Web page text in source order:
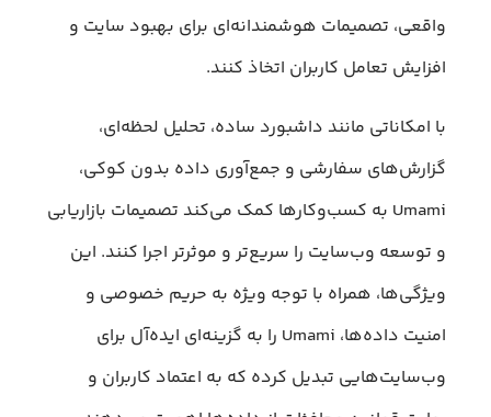
واقعی، تصمیمات هوشمندانه‌ای برای بهبود سایت و
افزایش تعامل کاربران اتخاذ کنند.
با امکاناتی مانند داشبورد ساده، تحلیل لحظه‌ای،
گزارش‌های سفارشی و جمع‌آوری داده بدون کوکی،
Umami به کسب‌وکارها کمک می‌کند تصمیمات بازاریابی
و توسعه وب‌سایت را سریع‌تر و موثرتر اجرا کنند. این
ویژگی‌ها، همراه با توجه ویژه به حریم خصوصی و
امنیت داده‌ها، Umami را به گزینه‌ای ایده‌آل برای
وب‌سایت‌هایی تبدیل کرده که به اعتماد کاربران و